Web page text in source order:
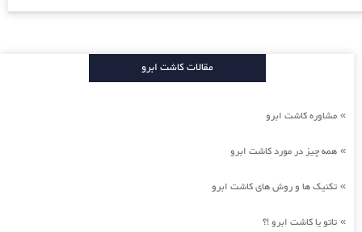
مقالات کاشت ابرو
» مشاوره کاشت ابرو
» همه چیز در مورد کاشت ابرو
» تکنیک ها و روش های کاشت ابرو
» تاتو یا کاشت ابرو !؟